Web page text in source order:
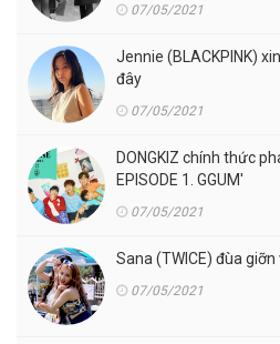
07/05/2021
Jennie (BLACKPINK)
đây
07/05/2021
DONGKIZ chính thức
EPISODE 1. GGUM'
07/05/2021
Sana (TWICE) đùa
07/05/2021